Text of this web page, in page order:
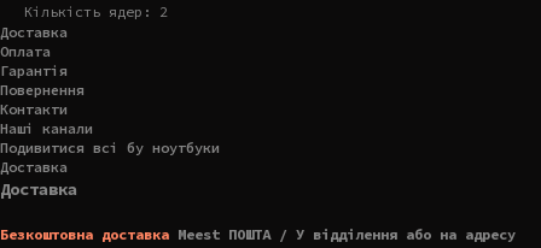
Кількість ядер: 2
Доставка
Оплата
Гарантія
Повернення
Контакти
Наші канали
Подивитися всі бу ноутбуки
Доставка
Доставка
Безкоштовна доставка Meest ПОШТА / У відділення або на адресу